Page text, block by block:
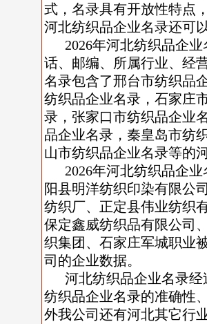
式，名录具有开放性特点
河北纺织品企业名录还可
2026年河北纺织品企
话、邮编、所属行业、经
名录包含了邢台市纺织品
纺织品企业名录，石家庄
录，张家口市纺织品企业
品企业名录，秦皇岛市纺
山市纺织品企业名录等的
2026年河北纺织品企
阳县明洋纺织印染有限公
纺织厂、正定县伟业纺织
保定鑫威纺织品有限公司
织集团、石家庄军城职业
司的企业数据。
河北纺织品企业名录
纺织品企业名录的准确性
外我公司还有河北其它行